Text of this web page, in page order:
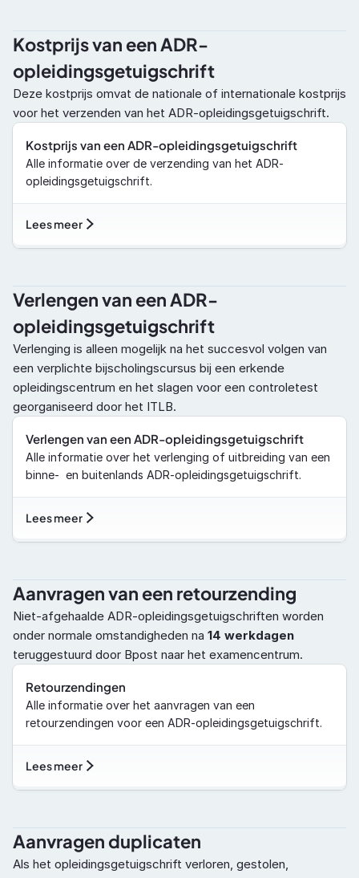
Kostprijs van een ADR-
opleidingsgetuigschrift
Deze kostprijs omvat de nationale of internationale kostprijs
voor het verzenden van het ADR-opleidingsgetuigschrift.
Kostprijs van een ADR-opleidingsgetuigschrift
Alle informatie over de verzending van het ADR-
opleidingsgetuigschrift.
Lees meer
Verlengen van een ADR-
opleidingsgetuigschrift
Verlenging is alleen mogelijk na het succesvol volgen van
een verplichte bijscholingscursus bij een erkende
opleidingscentrum en het slagen voor een controletest
georganiseerd door het ITLB.
Verlengen van een ADR-opleidingsgetuigschrift
Alle informatie over het verlenging of uitbreiding van een
binne-  en buitenlands ADR-opleidingsgetuigschrift.
Lees meer
Aanvragen van een retourzending
Niet-afgehaalde ADR-opleidingsgetuigschriften worden
onder normale omstandigheden na
teruggestuurd door Bpost naar het examencentrum.
Retourzendingen
Alle informatie over het aanvragen van een
retourzendingen voor een ADR-opleidingsgetuigschrift.
Lees meer
Aanvragen duplicaten
Als het opleidingsgetuigschrift verloren, gestolen,